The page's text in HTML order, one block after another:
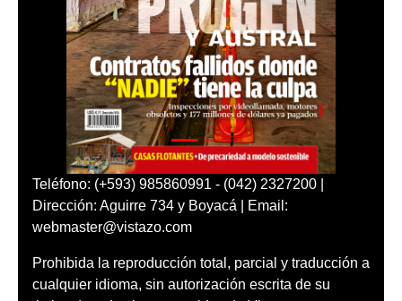
Teléfono: (+593) 985860991 - (042) 2327200 |
Dirección: Aguirre 734 y Boyacá | Email:
webmaster@vistazo.com
Prohibida la reproducción total, parcial y traducción a
cualquier idioma, sin autorización escrita de su